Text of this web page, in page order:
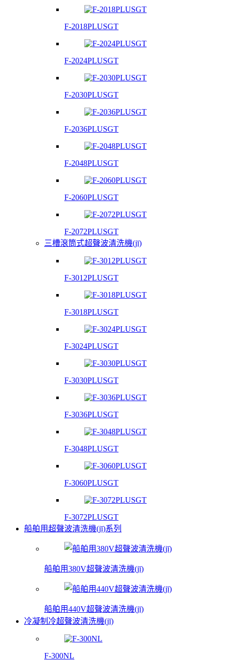
F-2018PLUSGT
F-2024PLUSGT
F-2030PLUSGT
F-2036PLUSGT
F-2048PLUSGT
F-2060PLUSGT
F-2072PLUSGT
三槽滾筒式超聲波清洗機(jī)
F-3012PLUSGT
F-3018PLUSGT
F-3024PLUSGT
F-3030PLUSGT
F-3036PLUSGT
F-3048PLUSGT
F-3060PLUSGT
F-3072PLUSGT
船舶用超聲波清洗機(jī)系列
船舶用380V超聲波清洗機(jī)
船舶用440V超聲波清洗機(jī)
冷凝制冷超聲波清洗機(jī)
F-300NL